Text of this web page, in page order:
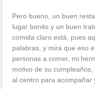
Pero bueno, un buen
lugar bonito y un buen
comida claro está, pues
palabras, y mira que eso
personas a comer, mi
motivo de su
al centro para acompañar